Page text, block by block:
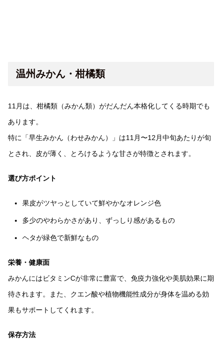
温州みかん・柑橘類
11月は、柑橘類（みかん類）がだんだん本格化してくる時期でも
あります。
特に「早生みかん（わせみかん）」は11月〜12月中旬あたりが旬
とされ、皮が薄く、とろけるような甘さが特徴とされます。
選び方ポイント
果皮がツヤっとしていて鮮やかなオレンジ色
多少のやわらかさがあり、ずっしり感があるもの
ヘタが緑色で新鮮なもの
栄養・健康面
みかんにはビタミンCが非常に豊富で、免疫力強化や美肌効果に期
待されます。また、クエン酸や植物機能性成分が身体を温める効
果もサポートしてくれます。
保存方法